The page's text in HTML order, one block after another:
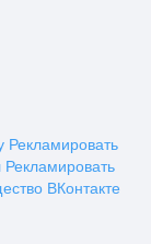
Рекламировать
Рекламировать
ВКонтакте